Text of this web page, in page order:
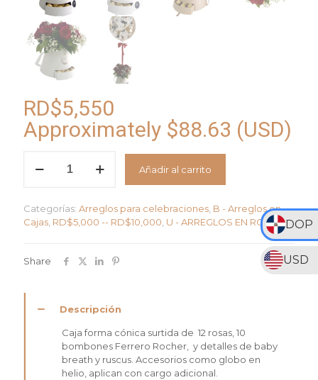
DOP
USD
RD$5,550
Approximately $88.63 (USD)
Pasión
cantidad
Añadir al carrito
Categorías: Arreglos para celebraciones, B - Arreglos en
Cajas, RD$5,000 -- RD$10,000, U - ARREGLOS EN ROJO
Share
Descripción
Caja forma cónica surtida de 12 rosas, 10
bombones Ferrero Rocher, y detalles de baby
breath y ruscus. Accesorios como globo en
helio, aplican con cargo adicional.